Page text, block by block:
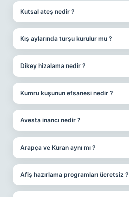
Kutsal ateş nedir ?
Kış aylarında turşu kurulur mu ?
Dikey hizalama nedir ?
Kumru kuşunun efsanesi nedir ?
Avesta inancı nedir ?
Arapça ve Kuran aynı mı ?
Afiş hazırlama programları ücretsiz ?